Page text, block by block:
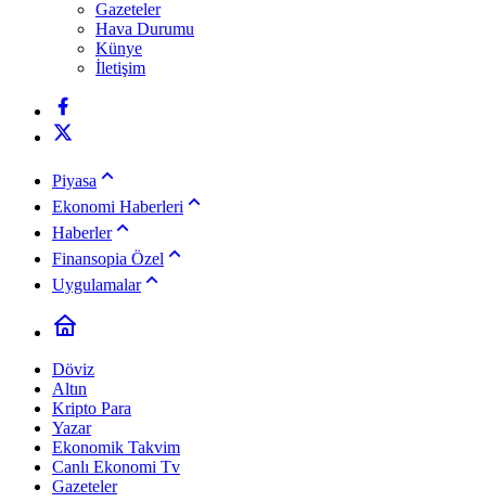
Gazeteler
Hava Durumu
Künye
İletişim
Piyasa
Ekonomi Haberleri
Haberler
Finansopia Özel
Uygulamalar
Döviz
Altın
Kripto Para
Yazar
Ekonomik Takvim
Canlı Ekonomi Tv
Gazeteler